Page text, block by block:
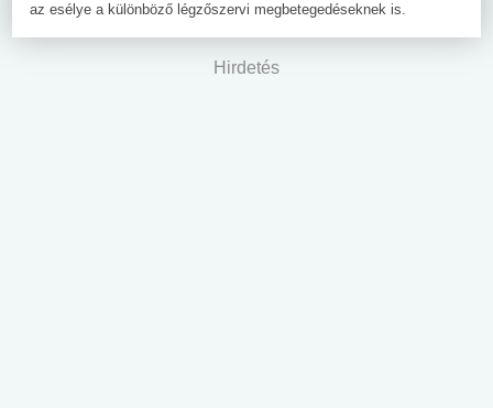
az esélye a különböző légzőszervi megbetegedéseknek is.
Hirdetés